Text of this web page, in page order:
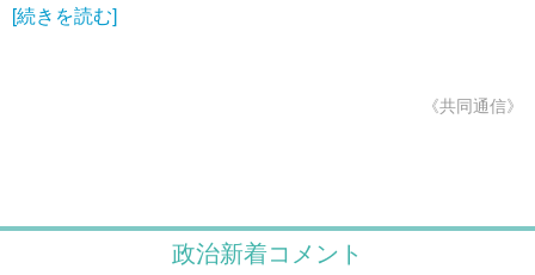
[続きを読む]
《共同通信》